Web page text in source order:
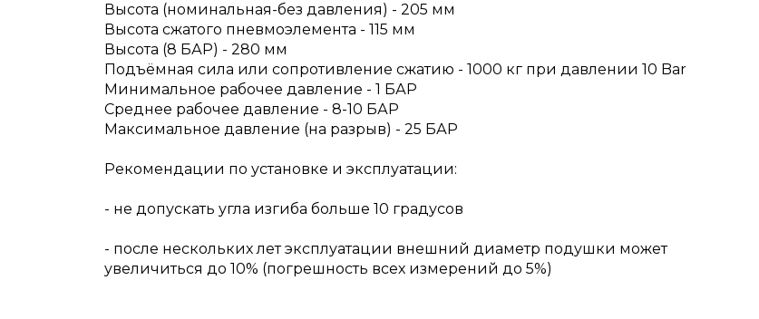
Высота (номинальная-без давления) - 205 мм
Высота сжатого пневмоэлемента - 115 мм
Высота (8 БАР) - 280 мм
Подъёмная сила или сопротивление сжатию - 1000 кг при давлении 10 Bar
Минимальное рабочее давление - 1 БАР
Среднее рабочее давление - 8-10 БАР
Максимальное давление (на разрыв) - 25 БАР
Рекомендации по установке и эксплуатации:
- не допускать угла изгиба больше 10 градусов
- после нескольких лет эксплуатации внешний диаметр подушки может
увеличиться до 10% (погрешность всех измерений до 5%)